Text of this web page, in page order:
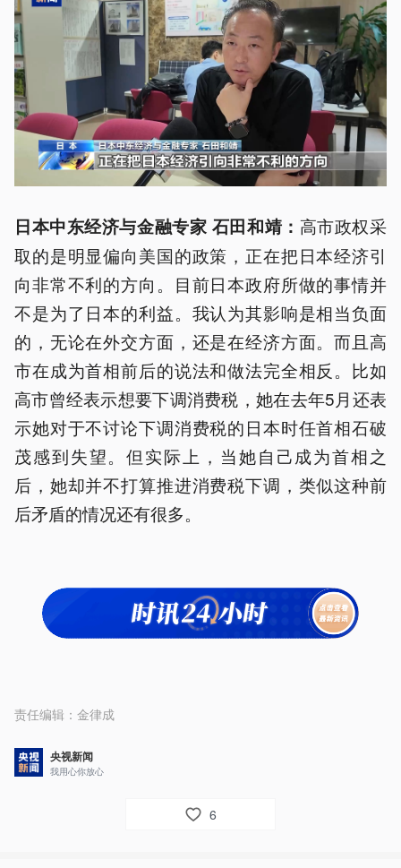
日本中东经济与金融专家 石田和靖： 高市政权采
取的是明显偏向美国的政策，正在把日本经济引
向非常不利的方向。目前日本政府所做的事情并
不是为了日本的利益。我认为其影响是相当负面
的，无论在外交方面，还是在经济方面。而且高
市在成为首相前后的说法和做法完全相反。比如
高市曾经表示想要下调消费税，她在去年5月还表
示她对于不讨论下调消费税的日本时任首相石破
茂感到失望。但实际上，当她自己成为首相之
后，她却并不打算推进消费税下调，类似这种前
后矛盾的情况还有很多。
责任编辑： 金律成
央视新闻
我用心你放心
6